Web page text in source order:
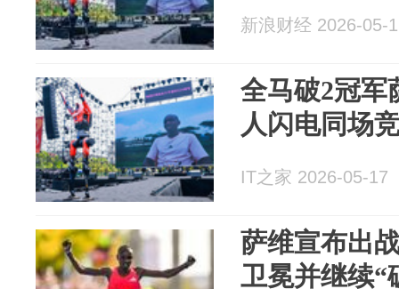
新浪财经 2026-05-
全马破2冠军
人闪电同场
IT之家 2026-05-17
萨维宣布出
卫冕并继续“